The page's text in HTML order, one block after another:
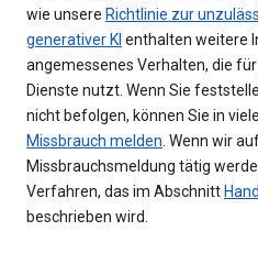
wie unsere Richtlinie zur
generativer KI enthalten weitere
angemessenes Verhalten, die
Dienste nutzt. Wenn Sie
nicht befolgen, können Sie in
Missbrauch melden. Wenn wir
Missbrauchsmeldung tätig
Verfahren, das im Abschnitt
beschrieben wird.